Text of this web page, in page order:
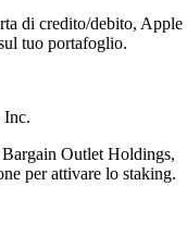
di credito/debito, Apple
tuo portafoglio.
Inc.
Outlet Holdings,
per attivare lo staking.